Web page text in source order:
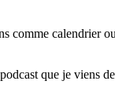
comme calendrier
que je viens